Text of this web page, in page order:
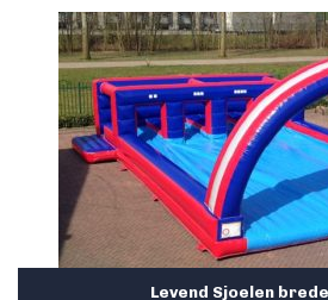
Levend Sjoelen